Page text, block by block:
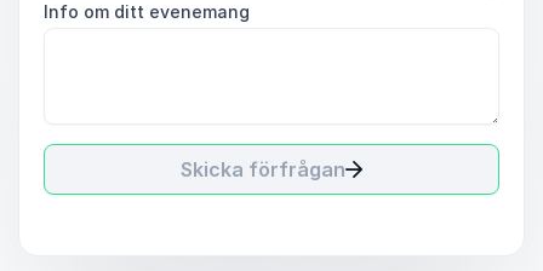
Info om ditt evenemang
Skicka förfrågan